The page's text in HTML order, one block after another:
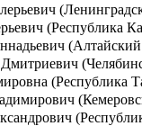
(Республика
(Республика